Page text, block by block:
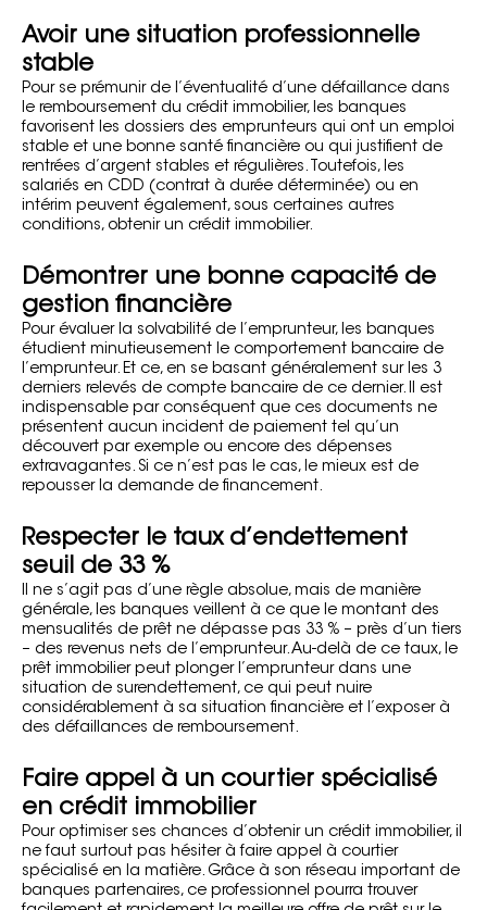
Avoir une situation professionnelle
stable
Pour se prémunir de l’éventualité d’une défaillance dans
le remboursement du crédit immobilier, les banques
favorisent les dossiers des emprunteurs qui ont un emploi
stable et une bonne santé financière ou qui justifient de
rentrées d’argent stables et régulières. Toutefois, les
salariés en CDD (contrat à durée déterminée) ou en
intérim peuvent également, sous certaines autres
conditions, obtenir un crédit immobilier.
Démontrer une bonne capacité de
gestion financière
Pour évaluer la solvabilité de l’emprunteur, les banques
étudient minutieusement le comportement bancaire de
l’emprunteur. Et ce, en se basant généralement sur les 3
derniers relevés de compte bancaire de ce dernier. Il est
indispensable par conséquent que ces documents ne
présentent aucun incident de paiement tel qu’un
découvert par exemple ou encore des dépenses
extravagantes. Si ce n’est pas le cas, le mieux est de
repousser la demande de financement.
Respecter le taux d’endettement
seuil de 33 %
Il ne s’agit pas d’une règle absolue, mais de manière
générale, les banques veillent à ce que le montant des
mensualités de prêt ne dépasse pas 33 % – près d’un tiers
– des revenus nets de l’emprunteur. Au-delà de ce taux, le
prêt immobilier peut plonger l’emprunteur dans une
situation de surendettement, ce qui peut nuire
considérablement à sa situation financière et l’exposer à
des défaillances de remboursement.
Faire appel à un courtier spécialisé
en crédit immobilier
Pour optimiser ses chances d’obtenir un crédit immobilier, il
ne faut surtout pas hésiter à faire appel à courtier
spécialisé en la matière. Grâce à son réseau important de
banques partenaires, ce professionnel pourra trouver